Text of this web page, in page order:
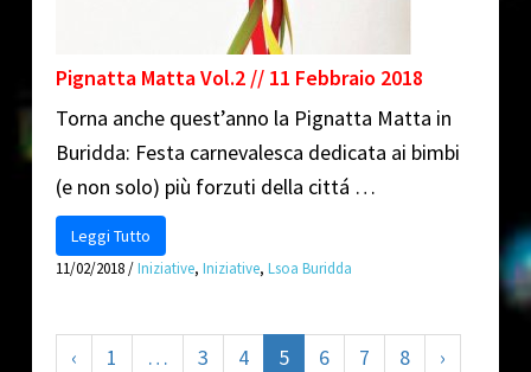
Pignatta Matta Vol.2 // 11 Febbraio 2018
Torna anche quest’anno la Pignatta Matta in
Buridda: Festa carnevalesca dedicata ai bimbi
(e non solo) più forzuti della cittá …
Leggi Tutto
11/02/2018/Iniziative, Iniziative, Lsoa Buridda
‹ 1 … 3 4 5 6 7 8 ›